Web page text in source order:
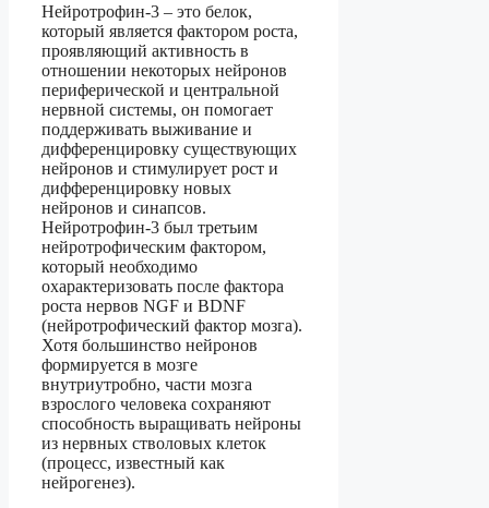
Нейротрофин-3 – это белок,
который является фактором роста,
проявляющий активность в
отношении некоторых нейронов
периферической и центральной
нервной системы, он помогает
поддерживать выживание и
дифференцировку существующих
нейронов и стимулирует рост и
дифференцировку новых
нейронов и синапсов.
Нейротрофин-3 был третьим
нейротрофическим фактором,
который необходимо
охарактеризовать после фактора
роста нервов NGF и BDNF
(нейротрофический фактор мозга).
Хотя большинство нейронов
формируется в мозге
внутриутробно, части мозга
взрослого человека сохраняют
способность выращивать нейроны
из нервных стволовых клеток
(процесс, известный как
нейрогенез).